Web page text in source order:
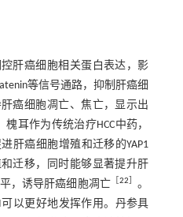
肝癌细胞相关蛋白表达，影
等信号通路，抑制肝癌细
癌细胞凋亡、焦亡，显示出
槐耳作为传统治疗HCC中药，
肝癌细胞增殖和迁移的YAP1
迁移，同时能够显著提升肝
，诱导肝癌细胞凋亡 ［22
。
以更好地发挥作用。丹参具